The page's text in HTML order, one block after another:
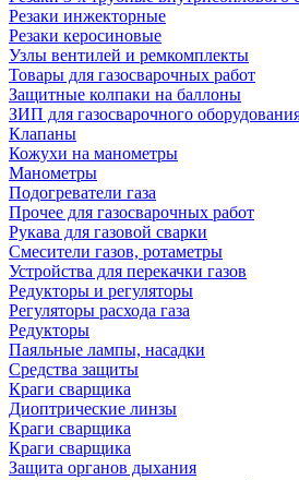
Резаки инжекторные
Резаки керосиновые
Узлы вентилей и ремкомплекты
Товары для газосварочных работ
Защитные колпаки на баллоны
ЗИП для газосварочного
Клапаны
Кожухи на манометры
Манометры
Подогреватели газа
Прочее для газосварочных работ
Рукава для газовой сварки
Смесители газов, ротаметры
Устройства для перекачки газов
Редукторы и регуляторы
Регуляторы расхода газа
Редукторы
Паяльные лампы, насадки
Средства защиты
Краги сварщика
Диоптрические линзы
Краги сварщика
Краги сварщика
Защита органов дыхания